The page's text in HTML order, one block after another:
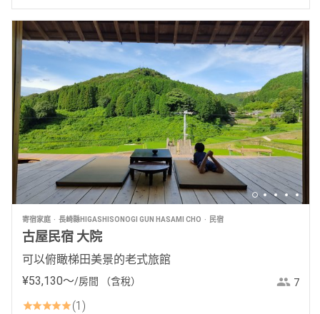
寄宿家庭 長崎縣HIGASHISONOGI GUN HASAMI CHO 民宿
古屋民宿 大院
可以俯瞰梯田美景的老式旅館
¥53,130〜/房間 （含稅） 7
1